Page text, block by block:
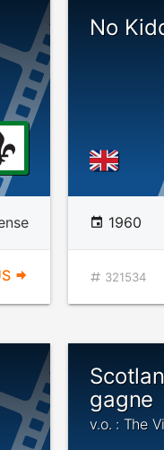
No
1960
321534
gagne
v.o. : The